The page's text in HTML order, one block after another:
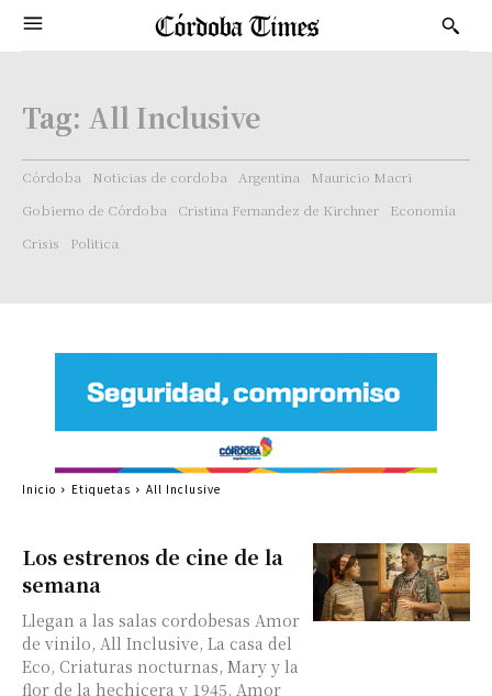
Tag: All Inclusive
Córdoba Noticias de cordoba Argentina
Mauricio Macri
Gobierno de Córdoba
Cristina Fernandez de Kirchner
Economía
Crisis
Politica
Los estrenos de cine de la
semana
Llegan a las salas cordobesas Amor
de vinilo, All Inclusive, La casa del
Eco, Criaturas nocturnas, Mary y la
flor de la hechicera y 1945. Amor
Inicio Etiquetas All Inclusive